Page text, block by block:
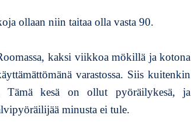
k
l
i
n
S
ollaan niin taitaa olla vasta 90.
kaksi viikkoa mökillä ja kotona
varastossa. Siis kuitenkin
Tämä kesä on ollut pyöräilykesä, ja
minusta ei tule.